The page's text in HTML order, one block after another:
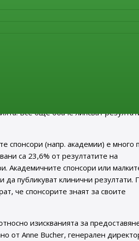
протокола и резултатите на
при деца). Тази
Световната здравна организация
Все още обаче липсват
спонсори (напр. академии) е много
са 23,6% от резултатите на
Академичните спонсори или
публикуват клинични резултати.
че спонсорите знаят за своите
изискванията за
от Anne Bucher, генерален